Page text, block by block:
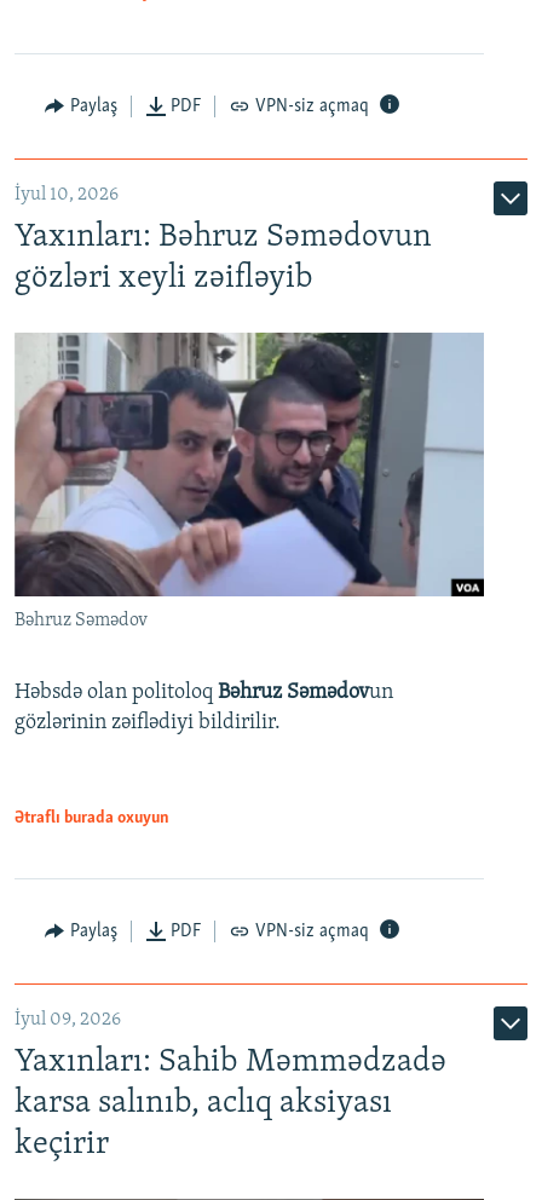
Paylaş PDF VPN-siz açmaq
İyul 10, 2026
Yaxınları: Bəhruz Səmədovun
gözləri xeyli zəifləyib
Bəhruz Səmədov
Həbsdə olan politoloq Bəhruz Səmədovun
gözlərinin zəiflədiyi bildirilir.
Ətraflı burada oxuyun
Paylaş PDF VPN-siz açmaq
İyul 09, 2026
Yaxınları: Sahib Məmmədzadə
karsa salınıb, aclıq aksiyası
keçirir